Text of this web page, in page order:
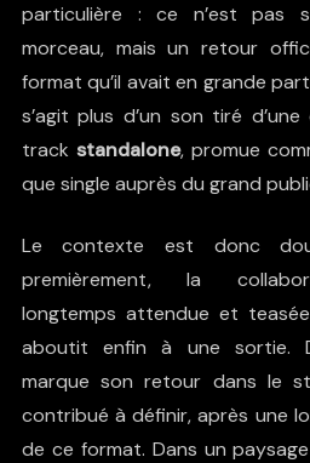
particulière : ce n’est pas
morceau, mais un retour
format qu’il avait en grande
s’agit plus d’un son tiré
track standalone, promue
que single auprès du grand
Le contexte est donc
premièrement, la
longtemps attendue et
aboutit enfin à une sortie.
marque son retour dans le
contribué à définir, après une
de ce format. Dans un